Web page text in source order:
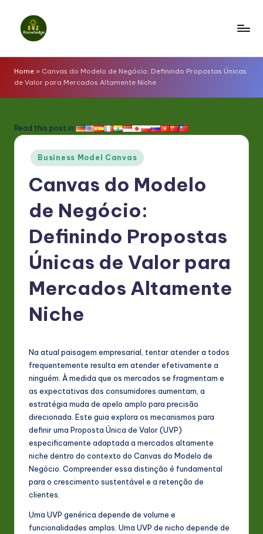
z
K
o
w
rt
L
Home » Canvas do Modelo de Negócio: Definindo Propostas Únicas
de Valor para Mercados Altamente Niche
Read this post in:
Posted
in
Business Model Canvas
Canvas do Modelo
de Negócio:
Definindo Propostas
Únicas de Valor para
Mercados Altamente
Niche
Na atual paisagem empresarial, tentar atender a todos
frequentemente resulta em atender efetivamente a
ninguém. À medida que os mercados se fragmentam e
as expectativas dos consumidores aumentam, a
estratégia muda de apelo amplo para precisão
direcionada. Este guia explora os mecanismos para
definir uma Proposta Única de Valor (UVP)
especificamente adaptada a mercados altamente
niche dentro do contexto do Canvas do Modelo de
Negócio. Compreender essa distinção é fundamental
para o crescimento sustentável e a retenção de
clientes.
Uma UVP genérica depende de volume e
funcionalidades amplas. Uma UVP de nicho depende de